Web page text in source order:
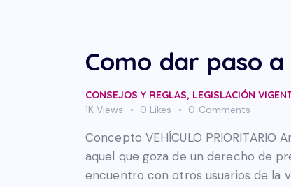
Como dar paso
CONSEJOS Y REGLAS, LEGISLACIÓN
1K Views 0 Likes 0 Comments
Concepto VEHÍCULO
aquel que goza de un derecho de
encuentro con otros usuarios de la